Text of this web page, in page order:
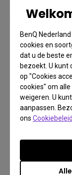
BenQ
cookies en
dat u de beste
bezoekt. U kunt
op "Cookies
cookies" om
weigeren. U
aanpassen.
ons Cookiebeleid
Stap 2:
vermelding
poort met